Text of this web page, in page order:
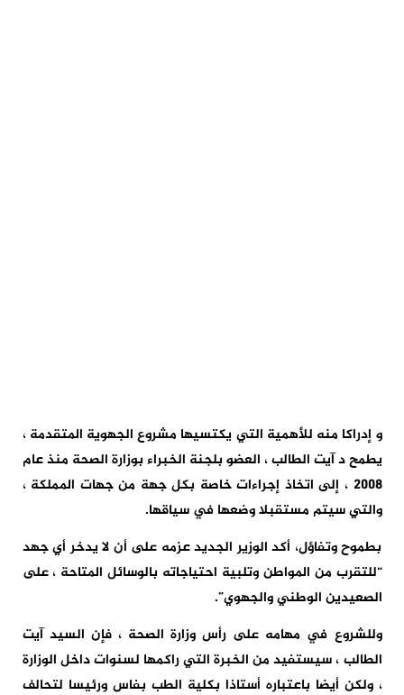
و إدراكا منه للأهمية التي يكتسيها مشروع الجهوية المتقدمة ،
يطمح د آيت الطالب ، العضو بلجنة الخبراء بوزارة الصحة منذ عام
2008 ، إلى اتخاذ إجراءات خاصة بكل جهة من جهات المملكة ،
والتي سيتم مستقبلا وضعها في سياقها.
بطموح وتفاؤل، أكد الوزير الجديد عزمه على أن لا يدخر أي جهد
“للتقرب من المواطن وتلبية احتياجاته بالوسائل المتاحة ، على
الصعيدين الوطني والجهوي”.
وللشروع في مهامه على رأس وزارة الصحة ، فإن السيد آيت
الطالب ، سيستفيد من الخبرة التي راكمها لسنوات داخل الوزارة
، ولكن أيضا باعتباره أستاذا بكلية الطب بفاس ورئيسا لتحالف